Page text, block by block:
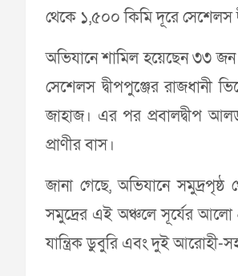
থেকে ১,৫০০ কিমি দূরে সেশেলস
অভিযানে শামিল হয়েছেন ৩৩ জন
সেশেলস দ্বীপপুঞ্জের রাজধানী
জাহাজ। এর পর প্রবালদ্বীপ
প্রাণীর বাস।
জানা গেছে, অভিযানে
সমুদ্রের এই অঞ্চলে সূর্যের আলো
যান্ত্রিক ডুবুরি এবং দুই আরোহী-